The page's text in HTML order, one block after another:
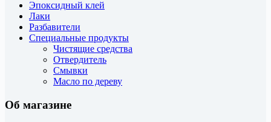
Эпоксидный клей
Лаки
Разбавители
Специальные продукты
Чистящие средства
Отвердитель
Смывки
Масло по дереву
Об магазине